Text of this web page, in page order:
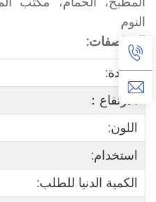
النوم
المواصفات:
المادة:
الارتفاع：
اللون:
استخدام:
الكمية الدنيا للطلب: